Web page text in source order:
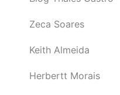
Zeca Soares
Keith Almeida
Herbertt Morais